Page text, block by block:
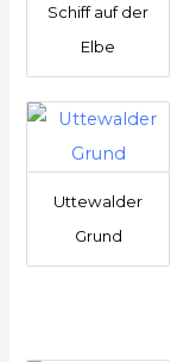
Schiff auf der
Elbe
Uttewalder
Grund